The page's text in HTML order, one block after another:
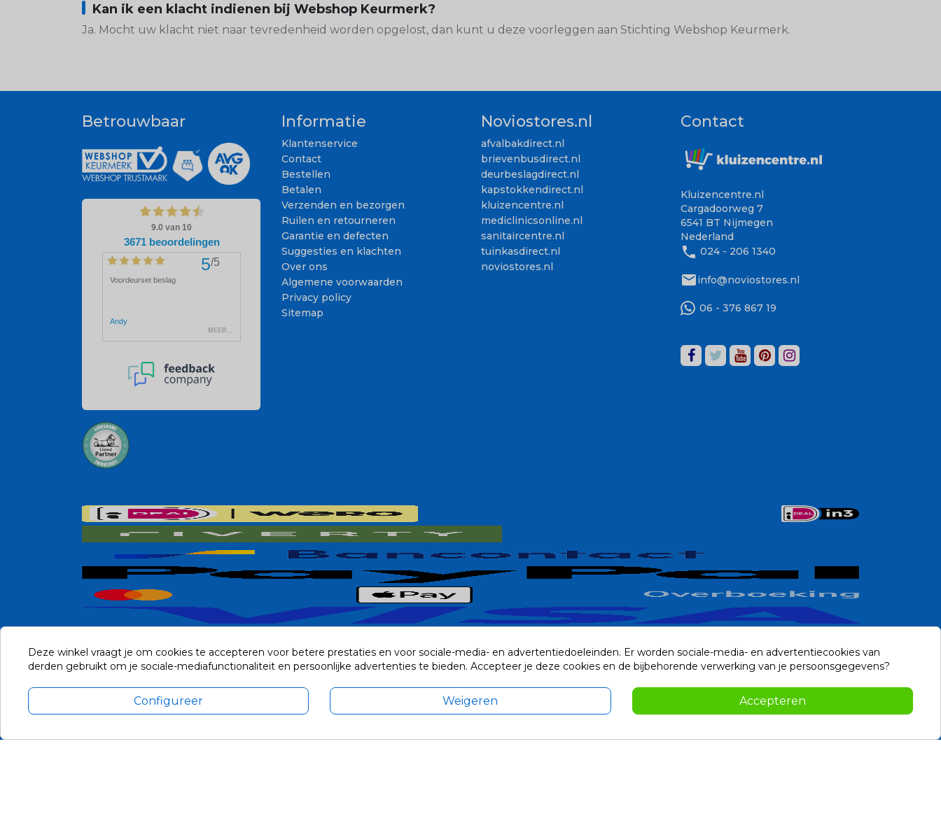
Kan ik een klacht indienen bij Webshop Keurmerk?
Ja. Mocht uw klacht niet naar tevredenheid worden opgelost, dan kunt u deze voorleggen aan Stichting Webshop Keurmerk.
Betrouwbaar Informatie
Klantenservice
Contact
Bestellen
Betalen
Verzenden en bezorgen
Ruilen en retourneren
Garantie en defecten
Suggesties en klachten
Over ons
Algemene voorwaarden
Privacy policy
Sitemap
Noviostores.nl
afvalbakdirect.nl
brievenbusdirect.nl
deurbeslagdirect.nl
kapstokkendirect.nl
kluizencentre.nl
mediclinicsonline.nl
sanitaircentre.nl
tuinkasdirect.nl
noviostores.nl
Contact
Kluizencentre.nl
Cargadoorweg 7
6541 BT Nijmegen
Nederland
phone 024 - 206 1340
mailinfo@noviostores.nl
06 - 376 867 19
Alle prijzen zijn in Euro, inclusief BTW en andere heffingen en exclusief eventuele verzendkosten.
© 2014-2026 Noviostores.nl. Alle rechten voorbehouden.
Contact
Deze winkel vraagt je om cookies te accepteren voor betere prestaties en voor sociale-media- en advertentiedoeleinden. Er worden sociale-media- en advertentiecookies van
derden gebruikt om je sociale-mediafunctionaliteit en persoonlijke advertenties te bieden. Accepteer je deze cookies en de bijbehorende verwerking van je persoonsgegevens?
Configureer Weigeren Accepteren